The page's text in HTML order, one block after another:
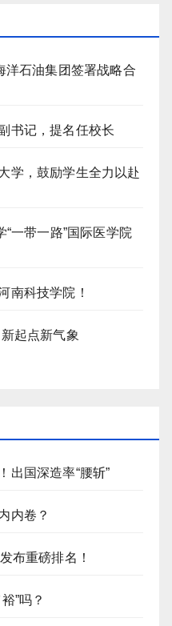
洋石油集团签署战略合
书记，提名任校长
学，鼓励学生全力以赴
一带一路”国际医学院
南科技学院！
起点新气象
出国深造率“腰斩”
内卷？
布重磅排名！
”吗？